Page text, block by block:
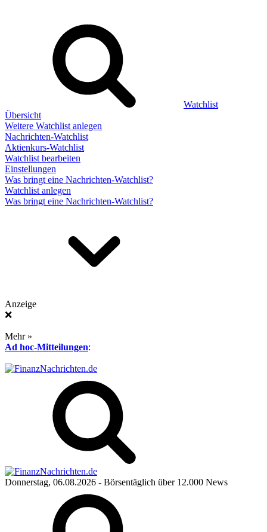
Watchlist
Übersicht
Weitere Watchlist anlegen
Nachrichten-Watchlist
Aktienkurs-Watchlist
Watchlist bearbeiten
Einstellungen
Was bringt eine Nachrichten-Watchlist?
Watchlist anlegen
Was bringt eine Nachrichten-Watchlist?
Anzeige
❌
Mehr »
Ad hoc-Mitteilungen:
Donnerstag, 06.08.2026 - Börsentäglich über 12.000 News